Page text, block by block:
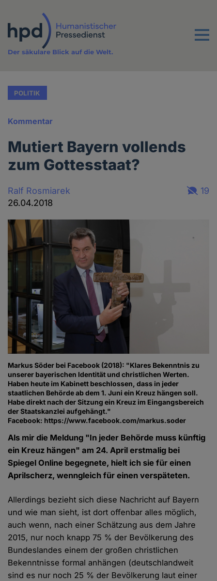
Inhalt
Menu
Der säkulare Blick auf die Welt.
POLITIK
Kommentar
Mutiert Bayern vollends
zum Gottesstaat?
Ralf Rosmiarek
26.04.2018
19
Markus Söder bei Facebook (2018): "Klares Bekenntnis zu
unserer bayerischen Identität und christlichen Werten.
Haben heute im Kabinett beschlossen, dass in jeder
staatlichen Behörde ab dem 1. Juni ein Kreuz hängen soll.
Habe direkt nach der Sitzung ein Kreuz im Eingangsbereich
der Staatskanzlei aufgehängt."
Facebook: https://www.facebook.com/markus.soder
Als mir die Meldung "In jeder Behörde muss künftig
ein Kreuz hängen" am 24. April erstmalig bei
Spiegel Online begegnete, hielt ich sie für einen
Aprilscherz, wenngleich für einen verspäteten.
Allerdings bezieht sich diese Nachricht auf Bayern
und wie man sieht, ist dort offenbar alles möglich,
auch wenn, nach einer Schätzung aus dem Jahre
2015, nur noch knapp 75 % der Bevölkerung des
Bundeslandes einem der großen christlichen
Bekenntnisse formal anhängen (deutschlandweit
sind es nur noch 25 % der Bevölkerung laut einer